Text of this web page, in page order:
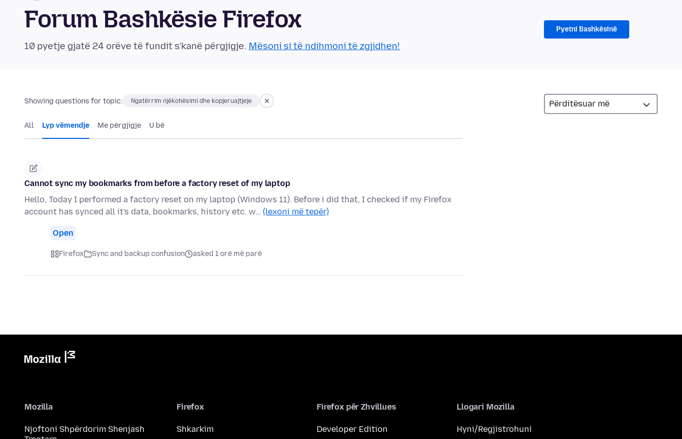
Forum Bashkësie Firefox
10 pyetje gjatë 24 orëve të fundit s’kanë përgjigje. Mësoni si të ndihmoni të zgjidhen!
Pyetni Bashkësinë
Showing questions for topic: Ngatërrim njëkohësimi dhe kopjeruajtjeje
All Lyp vëmendje Me përgjigje U bë
Cannot sync my bookmarks from before a factory reset of my laptop
Hello, Today I performed a factory reset on my laptop (Windows 11). Before i did that, I checked if my Firefox
account has synced all it's data, bookmarks, history etc. w… (lexoni më tepër)
Open
Firefox Sync and backup confusion asked 1 orë më parë
Mozilla
Njoftoni Shpërdorim Shenjash
Firefox
Shkarkim
Firefox për Zhvillues
Developer Edition
Llogari Mozilla
Hyni/Regjistrohuni